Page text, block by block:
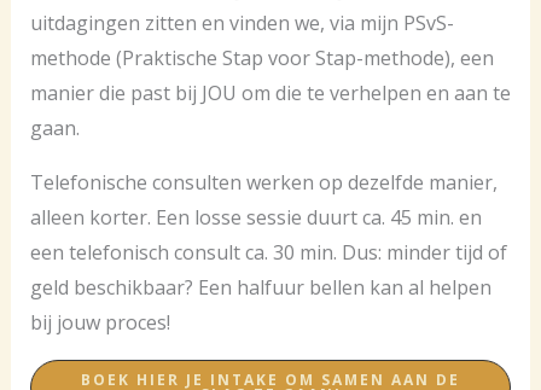
uitdagingen zitten en vinden we, via mijn PSvS-
methode (Praktische Stap voor Stap-methode), een
manier die past bij JOU om die te verhelpen en aan te
gaan.
Telefonische consulten werken op dezelfde manier,
alleen korter. Een losse sessie duurt ca. 45 min. en
een telefonisch consult ca. 30 min. Dus: minder tijd of
geld beschikbaar? Een halfuur bellen kan al helpen
bij jouw proces!
BOEK HIER JE INTAKE OM SAMEN AAN DE